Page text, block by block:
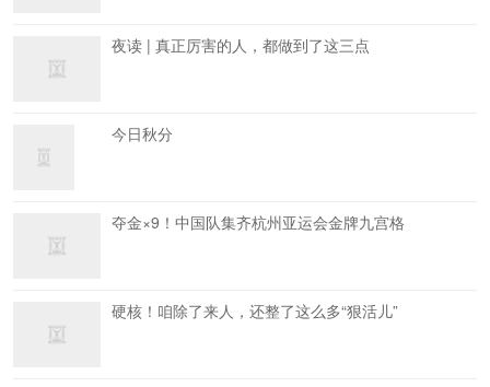
夜读 | 真正厉害的人，都做到了这三点
今日秋分
夺金×9！中国队集齐杭州亚运会金牌九宫格
硬核！咱除了来人，还整了这么多“狠活儿”